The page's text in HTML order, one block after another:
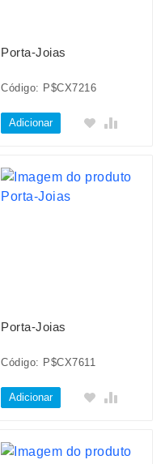
Porta-Joias
Código: P$CX7216
Adicionar
Porta-Joias
Código: P$CX7611
Adicionar